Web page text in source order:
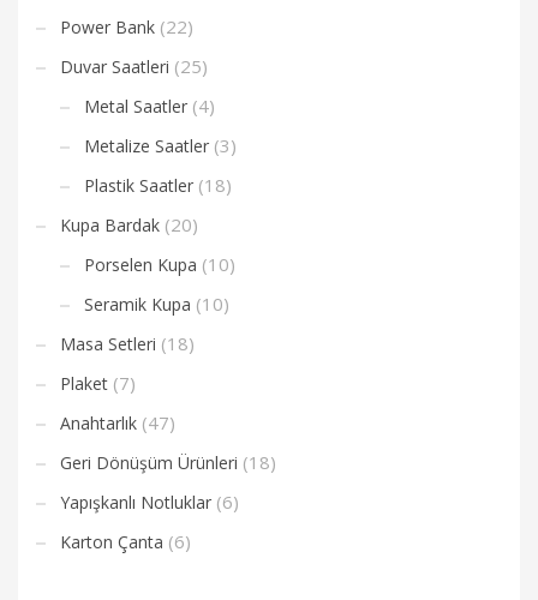
Power Bank (22)
Duvar Saatleri (25)
Metal Saatler (4)
Metalize Saatler (3)
Plastik Saatler (18)
Kupa Bardak (20)
Porselen Kupa (10)
Seramik Kupa (10)
Masa Setleri (18)
Plaket (7)
Anahtarlık (47)
Geri Dönüşüm Ürünleri (18)
Yapışkanlı Notluklar (6)
Karton Çanta (6)